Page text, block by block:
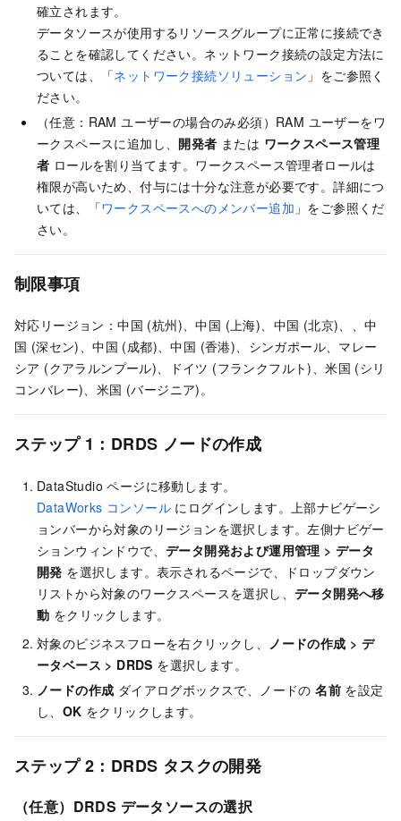
確立されます。
データソースが使用するリソースグループに正常に接続でき
ることを確認してください。ネットワーク接続の設定方法に
ついては、「ネットワーク接続ソリューション 」をご参照く
ださい。
（任意：RAM ユーザーの場合のみ必須）RAM ユーザーをワ
ークスペースに追加し、開発者 または ワークスペース管理
者 ロールを割り当てます。ワークスペース管理者ロールは
権限が高いため、付与には十分な注意が必要です。詳細につ
いては、「ワークスペースへのメンバー追加 」をご参照くだ
さい。
制限事項
対応リージョン：中国 (杭州)、中国 (上海)、中国 (北京)、、中
国 (深セン)、中国 (成都)、中国 (香港)、シンガポール、マレー
シア (クアラルンプール)、ドイツ (フランクフルト)、米国 (シリ
コンバレー)、米国 (バージニア)。
ステップ 1：DRDS ノードの作成
DataStudio ページに移動します。
DataWorks コンソール にログインします。上部ナビゲーシ
ョンバーから対象のリージョンを選択します。左側ナビゲー
ションウィンドウで、 データ開発および運用管理 >データ
開発 を選択します。表示されるページで、ドロップダウン
リストから対象のワークスペースを選択し、 データ開発へ移
動 をクリックします。
対象のビジネスフローを右クリックし、
ノードの作成 > デ
ータベース > DRDS を選択します。
ノードの作成 ダイアログボックスで、ノードの名前 を設定
し、 OK をクリックします。
ステップ 2：DRDS タスクの開発
（任意）DRDS データソースの選択